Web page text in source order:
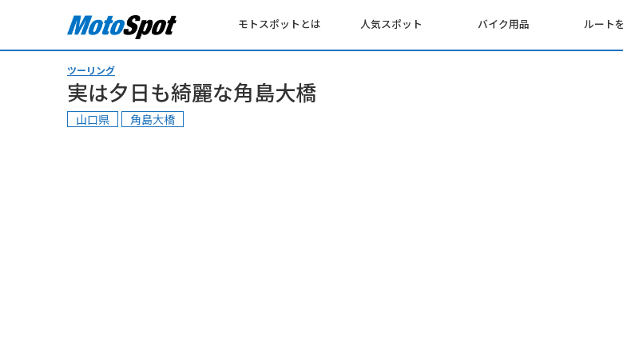
モトスポットとは 人気スポット バイク用品 ルート
ツーリング
実は夕日も綺麗な角島大橋
山口県 角島大橋